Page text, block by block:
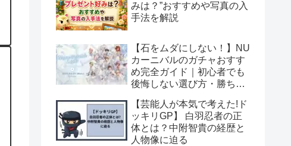
みは？”おすすめや写真の入
手法を解説
【石をムダにしない！】NU
カーニバルのガチャおすす
め完全ガイド｜初心者でも
後悔しない選び方・勝ちパ
【芸能人が本気で考えた!ド
ッキリGP】 白羽忍者の正
体とは？中附智貴の経歴と
人物像に迫る